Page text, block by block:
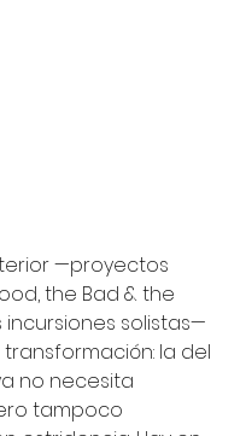
—proyectos
the Bad & the
incursiones solistas—
la del
no necesita
tampoco